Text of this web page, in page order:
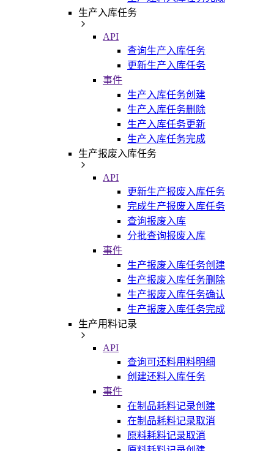
生产入库任务
API
查询生产入库任务
更新生产入库任务
事件
生产入库任务创建
生产入库任务删除
生产入库任务更新
生产入库任务完成
生产报废入库任务
API
更新生产报废入库任务
完成生产报废入库任务
查询报废入库
分批查询报废入库
事件
生产报废入库任务创建
生产报废入库任务删除
生产报废入库任务确认
生产报废入库任务完成
生产用料记录
API
查询可还料用料明细
创建还料入库任务
事件
在制品耗料记录创建
在制品耗料记录取消
原料耗料记录取消